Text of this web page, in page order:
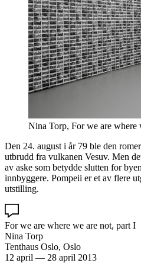
Nina Torp, For we are where
Den 24. august i år 79 ble den
utbrudd fra vulkanen Vesuv. Men
av aske som betydde slutten for
innbyggere. Pompeii er et av flere
utstilling.
For we are where we are not, part I
Nina Torp
Tenthaus Oslo, Oslo
12 april — 28 april 2013